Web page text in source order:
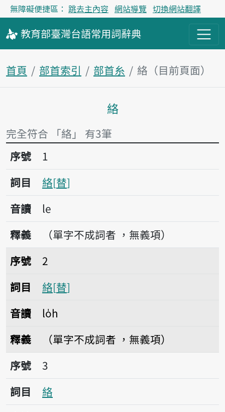
無障礙便捷區： 跳去主內容 網站導覽 切換網站翻譯
教育部臺灣台語常用詞辭典
首頁 部首索引 部首糸 絡（目前頁面）
主內容區塊
絡
完全符合 「絡」 有3筆
序號1絡
序號
1
詞目
絡 替
音讀
le
釋義
（單字不成詞者 ，無義項）
序號2絡
序號
2
詞目
絡 替
音讀
lo̍h
釋義
（單字不成詞者 ，無義項）
序號3絡
序號
3
詞目
絡